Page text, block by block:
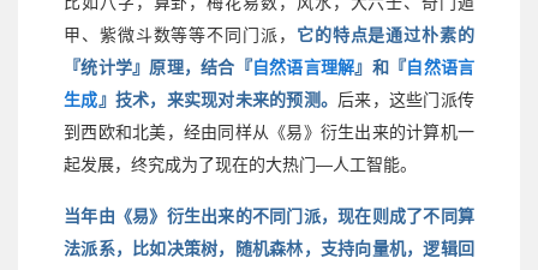
甲、紫微斗数等等不同门派， 它的特点是通过朴素的
『统计学』原理，结合『自然语言理解 』和『自然语言
生成 』技术，来实现对未来的预测。 后来，这些门派传
到西欧和北美，经由同样从《易》衍生出来的计算机一
起发展，终究成为了现在的大热门—人工智能。
当年由《易》衍生出来的不同门派，现在则成了不同算
法派系，比如决策树，随机森林，支持向量机，逻辑回